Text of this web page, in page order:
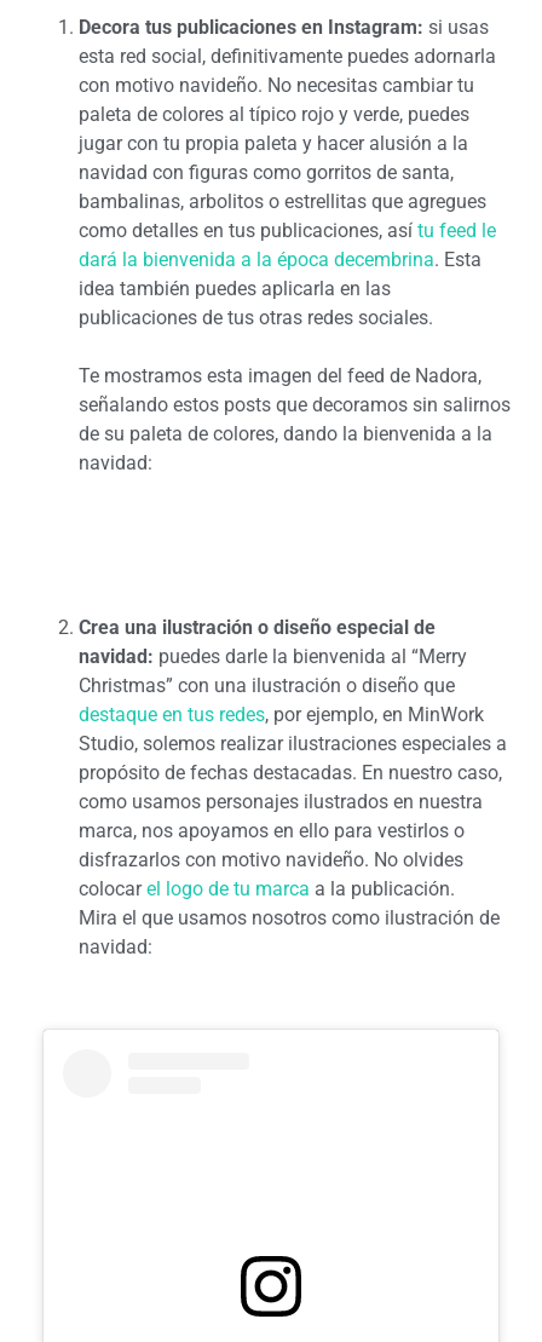
Decora tus publicaciones en Instagram: si usas
esta red social, definitivamente puedes adornarla
con motivo navideño. No necesitas cambiar tu
paleta de colores al típico rojo y verde, puedes
jugar con tu propia paleta y hacer alusión a la
navidad con figuras como gorritos de santa,
bambalinas, arbolitos o estrellitas que agregues
como detalles en tus publicaciones, así tu feed le
dará la bienvenida a la época decembrina. Esta
idea también puedes aplicarla en las
publicaciones de tus otras redes sociales.
Te mostramos esta imagen del feed de Nadora,
señalando estos posts que decoramos sin salirnos
de su paleta de colores, dando la bienvenida a la
navidad:
Crea una ilustración o diseño especial de
navidad: puedes darle la bienvenida al “Merry
Christmas” con una ilustración o diseño que
destaque en tus redes, por ejemplo, en MinWork
Studio, solemos realizar ilustraciones especiales a
propósito de fechas destacadas. En nuestro caso,
como usamos personajes ilustrados en nuestra
marca, nos apoyamos en ello para vestirlos o
disfrazarlos con motivo navideño. No olvides
colocarel logo de tu marca a la publicación.
Mira el que usamos nosotros como ilustración de
navidad: